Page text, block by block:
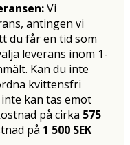
Vi
antingen vi
du får en tid som
leverans inom 1-
Kan du inte
kvittensfri
kan tas emot
på cirka 575
på 1 500 SEK